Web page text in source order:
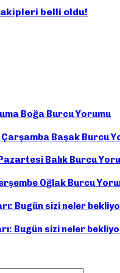
belli oldu!
Boğa Burcu Yorumu
Başak Burcu
Balık Burcu
Oğlak Burcu
Bugün sizi neler
Bugün sizi neler